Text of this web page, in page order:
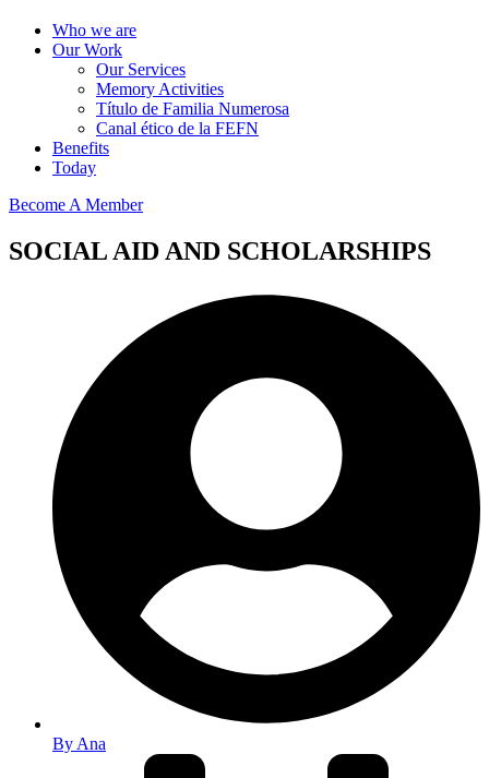
Who we are
Our Work
Our Services
Memory Activities
Título de Familia Numerosa
Canal ético de la FEFN
Benefits
Today
Become A Member
SOCIAL AID AND SCHOLARSHIPS
By Ana